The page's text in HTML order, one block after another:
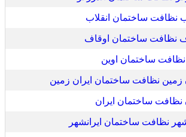
نظافت ساختمان انقلاب
نظافت ساختمان اوقاف
ساختمان اوین
زمین نظافت ساختمان ایران زمین
نظافت ساختمان ایران
نظافت ساختمان ایرانشهر